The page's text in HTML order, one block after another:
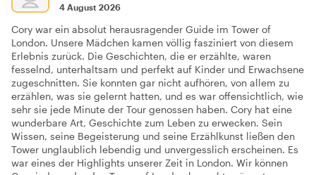
4 August 2026
Cory war ein absolut herausragender Guide im Tower of
London. Unsere Mädchen kamen völlig fasziniert von diesem
Erlebnis zurück. Die Geschichten, die er erzählte, waren
fesselnd, unterhaltsam und perfekt auf Kinder und Erwachsene
zugeschnitten. Sie konnten gar nicht aufhören, von allem zu
erzählen, was sie gelernt hatten, und es war offensichtlich, wie
sehr sie jede Minute der Tour genossen haben. Cory hat eine
wunderbare Art, Geschichte zum Leben zu erwecken. Sein
Wissen, seine Begeisterung und seine Erzählkunst ließen den
Tower unglaublich lebendig und unvergesslich erscheinen. Es
war eines der Highlights unserer Zeit in London. Wir können